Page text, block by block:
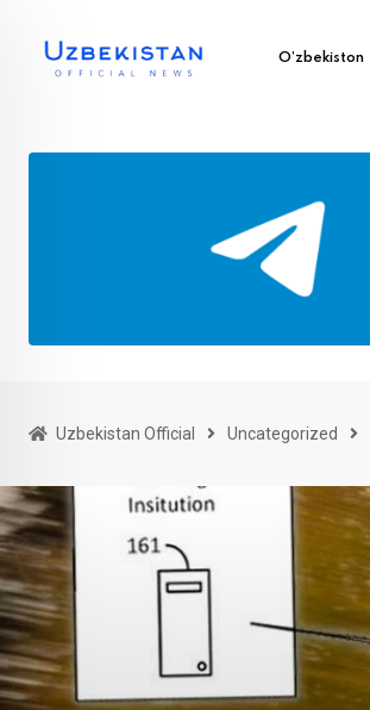
O’zbekiston
Uzbekistan Official Uncategorized